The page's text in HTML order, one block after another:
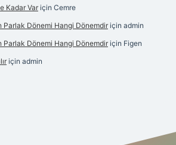
Kadar Var için Cemre
Parlak Dönemi Hangi Dönemdir için admin
Parlak Dönemi Hangi Dönemdir için Figen
için admin